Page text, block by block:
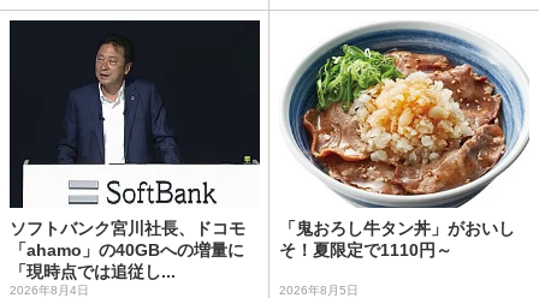
ソフトバンク宮川社長、ドコモ
「ahamo」の40GBへの増量に
「現時点では追従し...
2026年8月4日
「鬼おろし牛タン丼」がおいし
そ！夏限定で1110円～
2026年8月5日